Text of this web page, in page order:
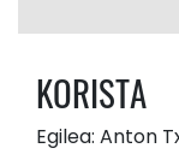
KORISTA
Egilea: Anton